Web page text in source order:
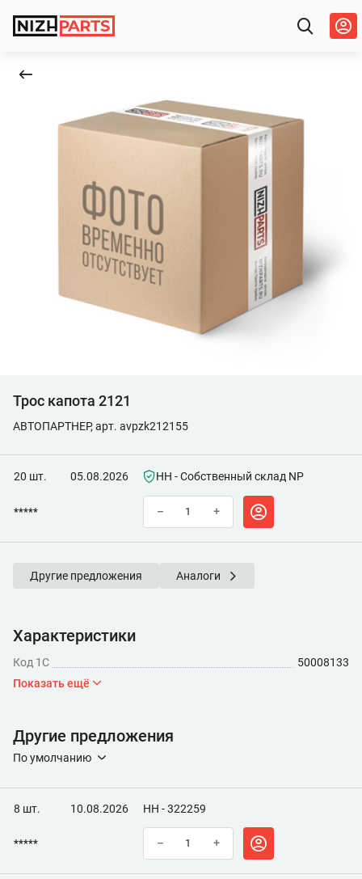
Трос капота 2121
АВТОПАРТНЕР, арт. avpzk212155
20 шт. 05.08.2026 НН - Собственный склад NP
***** – +
Другие предложения Аналоги
Характеристики
Код 1С
50008133
Показать ещё
Другие предложения
По умолчанию
8 шт. 10.08.2026 НН - 322259
***** – +